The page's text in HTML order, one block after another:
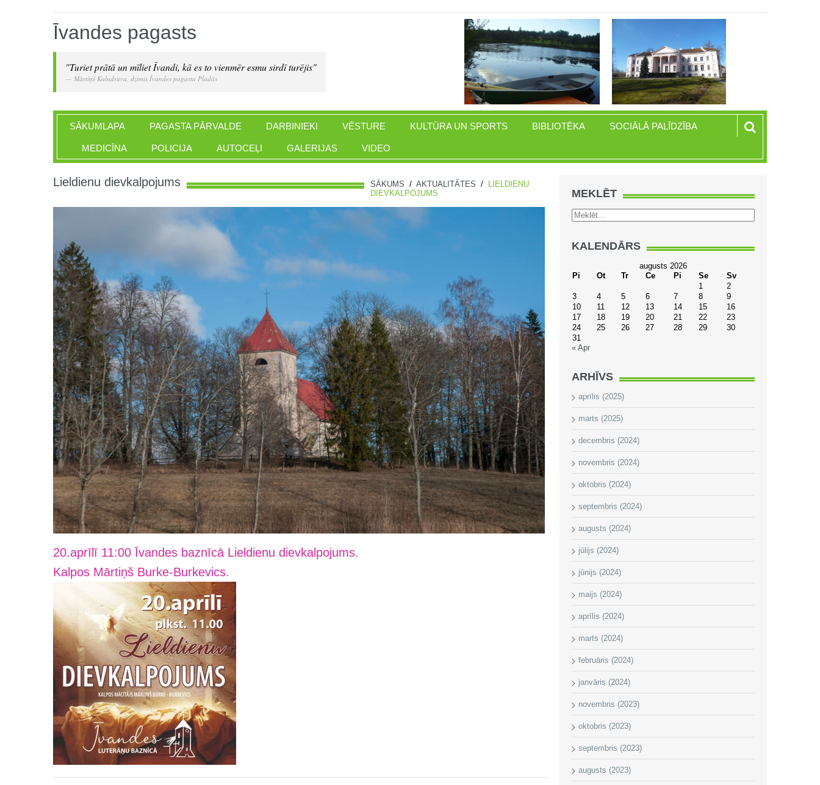
Īvandes pagasts
"Turiet prātā un mīliet Īvandi, kā es to vienmēr esmu sirdī turējis"
Mārtiņš Kalndruva, dzimis Īvandes pagasta Pladās
SĀKUMLAPA PAGASTA PĀRVALDE DARBINIEKI VĒSTURE KULTŪRA UN SPORTS BIBLIOTĒKA SOCIĀLĀ PALĪDZĪBA
MEDICĪNA POLICIJA AUTOCEĻI GALERIJAS VIDEO
SĀKUMS / AKTUALITĀTES /
LIELDIENU
DIEVKALPOJUMS
Lieldienu dievkalpojums
20.aprīlī 11:00 Īvandes baznīcā Lieldienu dievkalpojums.
Kalpos Mārtiņš Burke-Burkevics.
MEKLĒT
KALENDĀRS
augusts 2026
Pi
Ot Tr Ce Pi Se
Sv
1
2
3
4 5 6 7 8
9
10
11 12 13 14 15
16
17
18 19 20 21 22
23
24
25 26 27 28 29
30
31
« Apr
ARHĪVS
aprīlis (2025)
marts (2025)
decembris (2024)
novembris (2024)
oktobris (2024)
septembris (2024)
augusts (2024)
jūlijs (2024)
jūnijs (2024)
maijs (2024)
aprīlis (2024)
marts (2024)
februāris (2024)
janvāris (2024)
novembris (2023)
oktobris (2023)
septembris (2023)
augusts (2023)